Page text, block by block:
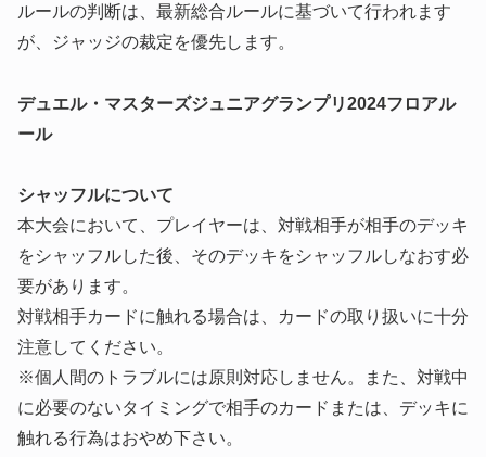
ルールの判断は、最新総合ルールに基づいて行われます
が、ジャッジの裁定を優先します。
デュエル・マスターズジュニアグランプリ2024フロアル
ール
シャッフルについて
本大会において、プレイヤーは、対戦相手が相手のデッキ
をシャッフルした後、そのデッキをシャッフルしなおす必
要があります。
対戦相手カードに触れる場合は、カードの取り扱いに十分
注意してください。
※個人間のトラブルには原則対応しません。また、対戦中
に必要のないタイミングで相手のカードまたは、デッキに
触れる行為はおやめ下さい。